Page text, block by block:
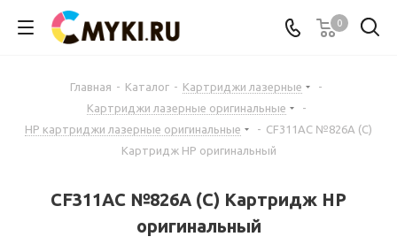
0
Главная - Каталог - Картриджи лазерные
-
Картриджи лазерные оригинальные
-
HP картриджи лазерные оригинальные
- CF311AC №826A (C)
Картридж HP оригинальный
CF311AC №826A (C) Картридж HP
оригинальный